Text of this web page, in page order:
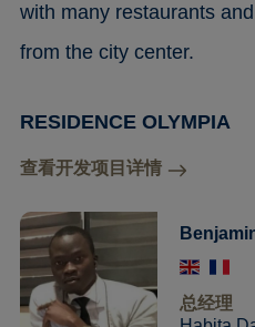
with many restaurants
from the city center.
RESIDENCE OLYMPIA
查看开发项目详情
总经理